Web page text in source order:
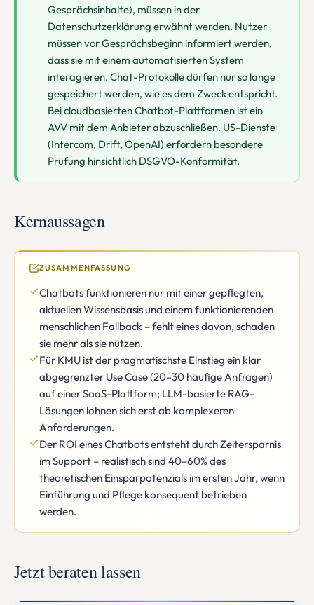
Gesprächsinhalte), müssen in der
Datenschutzerklärung erwähnt werden. Nutzer
müssen vor Gesprächsbeginn informiert werden,
dass sie mit einem automatisierten System
interagieren. Chat-Protokolle dürfen nur so lange
gespeichert werden, wie es dem Zweck entspricht.
Bei cloudbasierten Chatbot-Plattformen ist ein
AVV mit dem Anbieter abzuschließen. US-Dienste
(Intercom, Drift, OpenAI) erfordern besondere
Prüfung hinsichtlich DSGVO-Konformität.
Kernaussagen
ZUSAMMENFASSUNG
Chatbots funktionieren nur mit einer gepflegten,
aktuellen Wissensbasis und einem funktionierenden
menschlichen Fallback – fehlt eines davon, schaden
sie mehr als sie nützen.
Für KMU ist der pragmatischste Einstieg ein klar
abgegrenzter Use Case (20–30 häufige Anfragen)
auf einer SaaS-Plattform; LLM-basierte RAG-
Lösungen lohnen sich erst ab komplexeren
Anforderungen.
Der ROI eines Chatbots entsteht durch Zeitersparnis
im Support – realistisch sind 40–60% des
theoretischen Einsparpotenzials im ersten Jahr, wenn
Einführung und Pflege konsequent betrieben
werden.
Jetzt beraten lassen